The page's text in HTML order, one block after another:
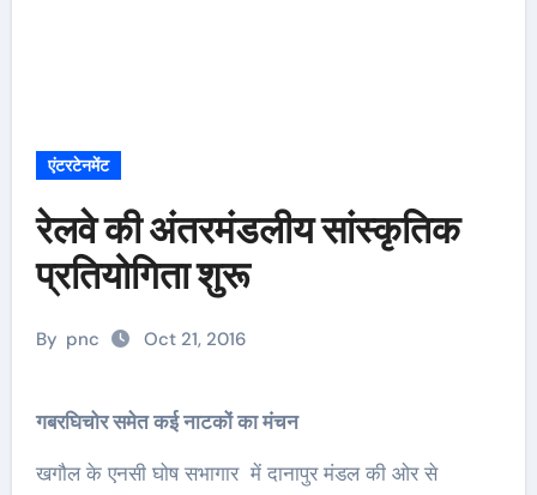
एंटरटेनमेंट
रेलवे की अंतरमंडलीय सांस्कृतिक
प्रतियोगिता शुरू
By pnc Oct 21, 2016
गबरघिचोर समेत कई नाटकों का मंचन
खगौल के एनसी घोष सभागार में दानापुर मंडल की ओर से